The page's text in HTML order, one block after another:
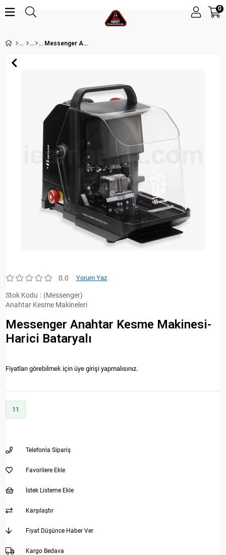
0
Messenger Anahtar Kesme Makinesi-Harici Bataryalı
0.0 Yorum Yaz
Stok Kodu
(Messenger)
Anahtar Kesme Makineleri
Messenger Anahtar Kesme Makinesi-
Harici Bataryalı
Fiyatları görebilmek için üye girişi yapmalısınız.
11
Telefonla Sipariş
Favorilere Ekle
İstek Listeme Ekle
Karşılaştır
Fiyat Düşünce Haber Ver
Kargo Bedava